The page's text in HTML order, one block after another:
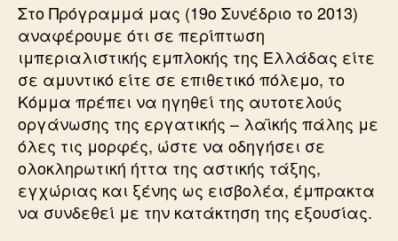
Στο Πρόγραμμά μας (19ο Συνέδριο το 2013)
αναφέρουμε ότι σε περίπτωση
ιμπεριαλιστικής εμπλοκής της Ελλάδας είτε
σε αμυντικό είτε σε επιθετικό πόλεμο, το
Κόμμα πρέπει να ηγηθεί της αυτοτελούς
οργάνωσης της εργατικής – λαϊκής πάλης με
όλες τις μορφές, ώστε να οδηγήσει σε
ολοκληρωτική ήττα της αστικής τάξης,
εγχώριας και ξένης ως εισβολέα, έμπρακτα
να συνδεθεί με την κατάκτηση της εξουσίας.